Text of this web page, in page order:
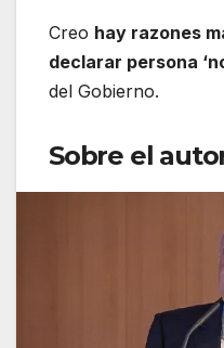
Creo hay razones
declarar persona
del Gobierno.
Sobre el